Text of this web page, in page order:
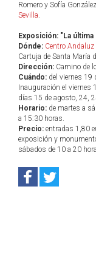
Romero y Sofía
Sevilla.
Exposición: "La
Dónde: Centro Andaluz
Cartuja de Santa María
Dirección: Camino de
Cuándo: del viernes 19
Inauguración el
días 15 de agosto, 24,
Horario: de martes a
a 15:30 horas.
Precio: entradas 1,80
exposición y
sábados de 10 a 20